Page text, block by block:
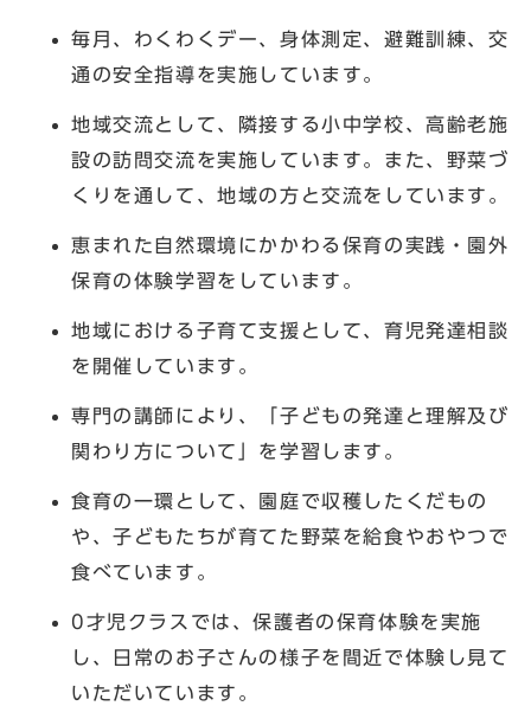
毎月、わくわくデー、身体測定、避難訓練、交
通の安全指導を実施しています。
地域交流として、隣接する小中学校、高齢老施
設の訪問交流を実施しています。また、野菜づ
くりを通して、地域の方と交流をしています。
恵まれた自然環境にかかわる保育の実践・園外
保育の体験学習をしています。
地域における子育て支援として、育児発達相談
を開催しています。
専門の講師により、「子どもの発達と理解及び
関わり方について」を学習します。
食育の一環として、園庭で収穫したくだもの
や、子どもたちが育てた野菜を給食やおやつで
食べています。
0才児クラスでは、保護者の保育体験を実施
し、日常のお子さんの様子を間近で体験し見て
いただいています。